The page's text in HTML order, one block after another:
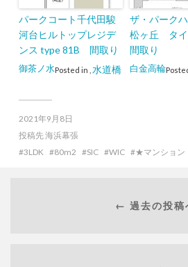
パークコート千代田駿
河台ヒルトップレジデ
ンス type 81B 間取り
Posted in
御茶ノ水 水道橋
ザ・パーク
松ヶ丘 タ
間取り
白金高輪
2021年9月8日
投稿先海浜幕張
3LDK
80m2 SIC WIC ★マンション
← 過去の投稿